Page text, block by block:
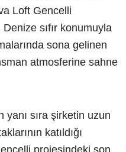
Loft Gencelli
sıfır konumuyla
sona gelinen
atmosferine sahne
yanı sıra şirketin uzun
katıldığı
projesindeki son